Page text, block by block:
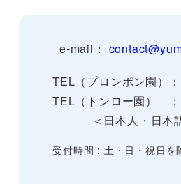
e-mail：
TEL（プロンポン園）
TEL（トンロー園）
＜日本人・日本
受付時間 : 土・日・祝日